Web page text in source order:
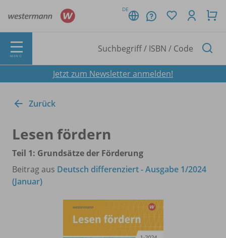
DE
MENÜ
Jetzt zum Newsletter anmelden!
Zurück
Lesen fördern
Teil 1: Grundsätze der Förderung
Beitrag aus Deutsch differenziert - Ausgabe 1/2024
(Januar)